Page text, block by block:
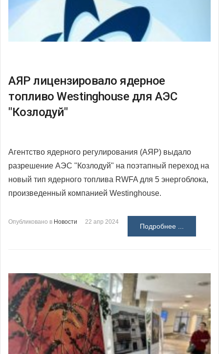
АЯР лицензировало ядерное
топливо Westinghouse для АЭС
"Козлодуй"
Агентство ядерного регулирования (АЯР) выдало
разрешение АЭС "Козлодуй" на поэтапный переход на
новый тип ядерного топлива RWFA для 5 энергоблока,
произведенный компанией Westinghouse.
Опубликовано в Новости 22 апр 2024
Подробнее ...